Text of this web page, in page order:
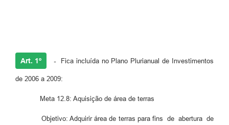
Art. 1º - Fica incluída no Plano Plurianual de Investimentos
de 2006 a 2009:
Meta 12.8: Aquisição de área de terras
Objetivo: Adquirir área de terras para fins de abertura de